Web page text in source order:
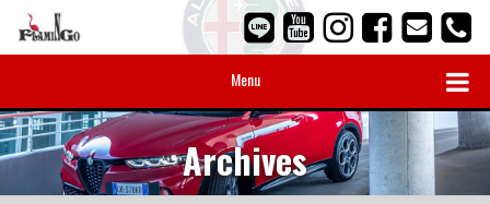
Menu
Archives